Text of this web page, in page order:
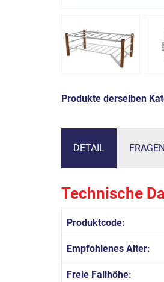
Produkte derselben
DETAIL
Technische
Produktcode:
Empfohlenes Alter:
Freie Fallhöhe: